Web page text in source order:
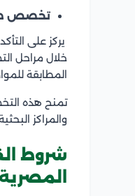
تخصص
يركز على
خلال مراحل
المطابقة
تمنح هذه
والمراكز
شروط